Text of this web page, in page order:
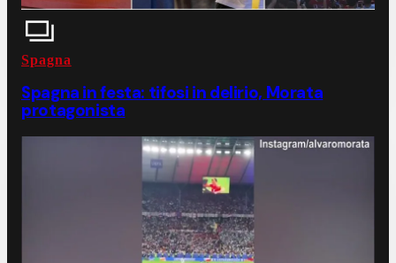
Spagna
Spagna in festa: tifosi in delirio, Morata
protagonista